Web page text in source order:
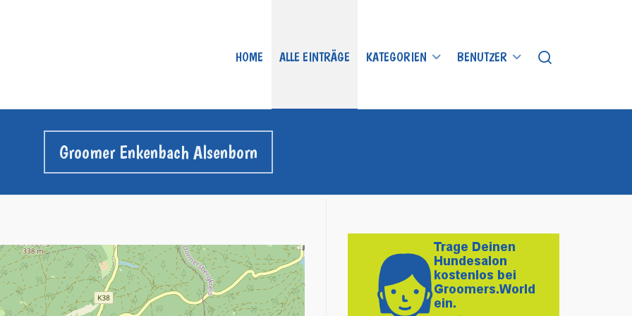
HOME ALLE EINTRÄGE KATEGORIEN BENUTZER
Groomer Enkenbach Alsenborn